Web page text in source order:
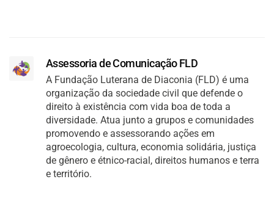
Assessoria de Comunicação FLD
A Fundação Luterana de Diaconia (FLD) é uma
organização da sociedade civil que defende o
direito à existência com vida boa de toda a
diversidade. Atua junto a grupos e comunidades
promovendo e assessorando ações em
agroecologia, cultura, economia solidária, justiça
de gênero e étnico-racial, direitos humanos e terra
e território.